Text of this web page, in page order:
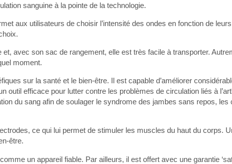
sanguine à la pointe de la technologie.
aux utilisateurs de choisir l’intensité des ondes en fonction de
et, avec son sac de rangement, elle est très facile à transporter.
moment.
sur la santé et le bien-être. Il est capable d’améliorer
outil efficace pour lutter contre les problèmes de circulation liés à
du sang afin de soulager le syndrome des jambes sans repos, les
ce qui lui permet de stimuler les muscles du haut du corps.
être.
un appareil fiable. Par ailleurs, il est offert avec une garantie